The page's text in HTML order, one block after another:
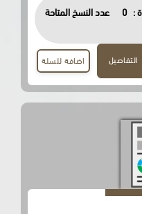
عدد النسخ المتاحة
اضافة للسلة